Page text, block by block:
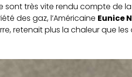
sont très vite rendu compte de
des gaz, l’Américaine Eunice
retenait plus la chaleur que les